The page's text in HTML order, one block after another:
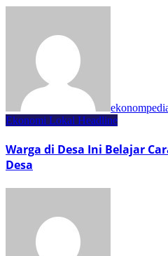
Ekonomi Lokal Headline
Warga di Desa Ini Belajar
Desa